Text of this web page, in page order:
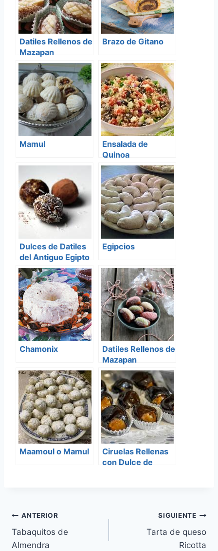
Datiles Rellenos de
Mazapan
Brazo de Gitano
Mamul
Ensalada de
Quinoa
Dulces de Datiles
del Antiguo Egipto
Egipcios
Chamonix
Datiles Rellenos de
Mazapan
Maamoul o Mamul
Ciruelas Rellenas
con Dulce de
Navegación
de
ANTERIOR
Tabaquitos de
Almendra
SIGUIENTE
Tarta de queso
Ricotta